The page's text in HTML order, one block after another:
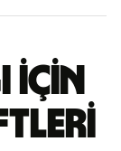
için